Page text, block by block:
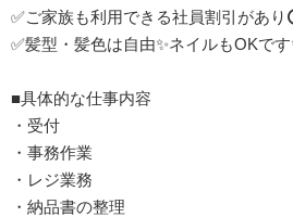
✅ご家族も利用できる社員割引があり
✅髪型・髪色は自由✨ネイルもOKです
■具体的な仕事内容
・受付
・事務作業
・レジ業務
・納品書の整理